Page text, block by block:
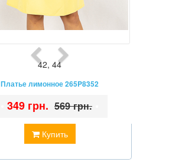
42, 44
Платье лимонное 265P8352
Купить
349 грн. 569 грн.